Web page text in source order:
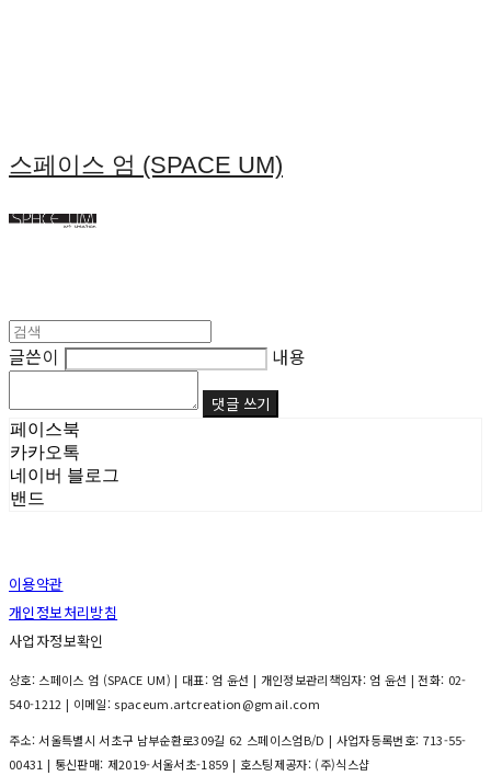
스페이스 엄 (SPACE UM)
글쓴이 내용
댓글 쓰기
페이스북
카카오톡
네이버 블로그
밴드
이용약관
개인정보처리방침
사업자정보확인
상호: 스페이스 엄 (SPACE UM) | 대표: 엄 윤선 | 개인정보관리책임자: 엄 윤선 | 전화: 02-
540-1212 | 이메일: spaceum.artcreation@gmail.com
주소: 서울특별시 서초구 남부순환로309길 62 스페이스엄B/D | 사업자등록번호: 713-55-
00431 | 통신판매: 제2019-서울서초-1859 | 호스팅제공자: (주)식스샵